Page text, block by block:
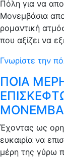
Πόλη για να
Μονεμβάσια
ρομαντική
που αξίζει να
Γνωρίστε την
ΠΟΙΑ
Έχοντας ως
ευκαιρία να
μέρη της γύρω